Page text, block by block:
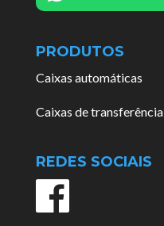
PRODUTOS
Caixas automáticas
Caixas de transferência
REDES SOCIAIS